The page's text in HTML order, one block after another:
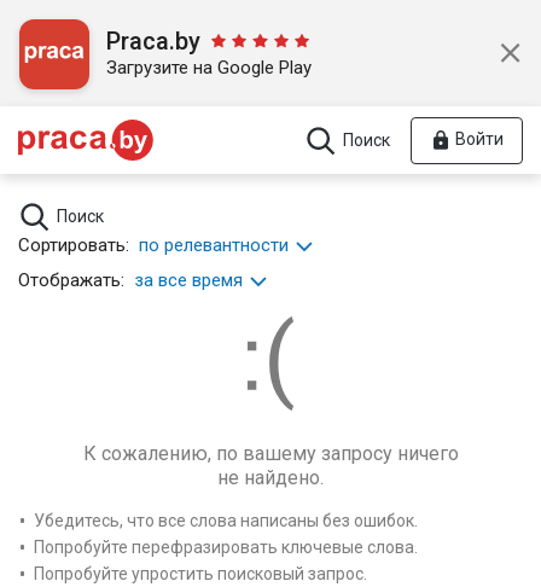
Praca.by
Загрузите на Google Play
Поиск Войти
Поиск
Сортировать: по релевантности
Отображать: за все время
К сожалению, по вашему запросу ничего
не найдено.
Убедитесь, что все слова написаны без ошибок.
Попробуйте перефразировать ключевые слова.
Попробуйте упростить поисковый запрос.